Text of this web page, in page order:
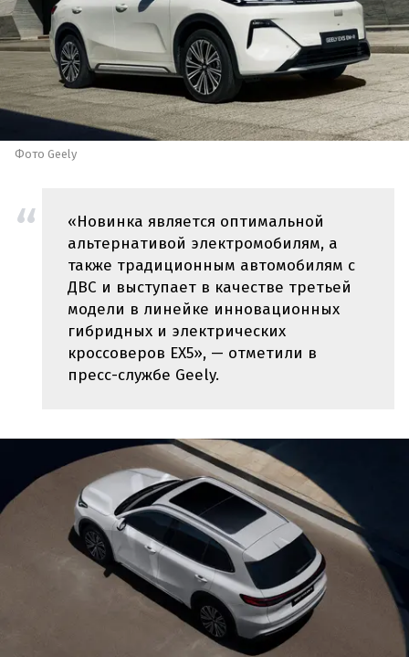
Фото Geely
«Новинка является оптимальной
альтернативой электромобилям, а
также традиционным автомобилям с
ДВС и выступает в качестве третьей
модели в линейке инновационных
гибридных и электрических
кроссоверов EX5», — отметили в
пресс-службе Geely.